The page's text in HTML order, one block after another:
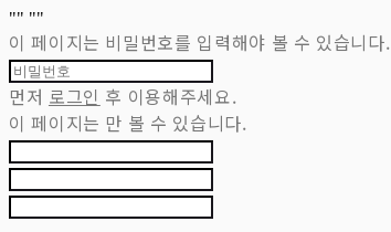
"" ""
이 페이지는 비밀번호를 입력해야 볼 수 있습니다.
먼저 로그인 후 이용해주세요.
이 페이지는 만 볼 수 있습니다.